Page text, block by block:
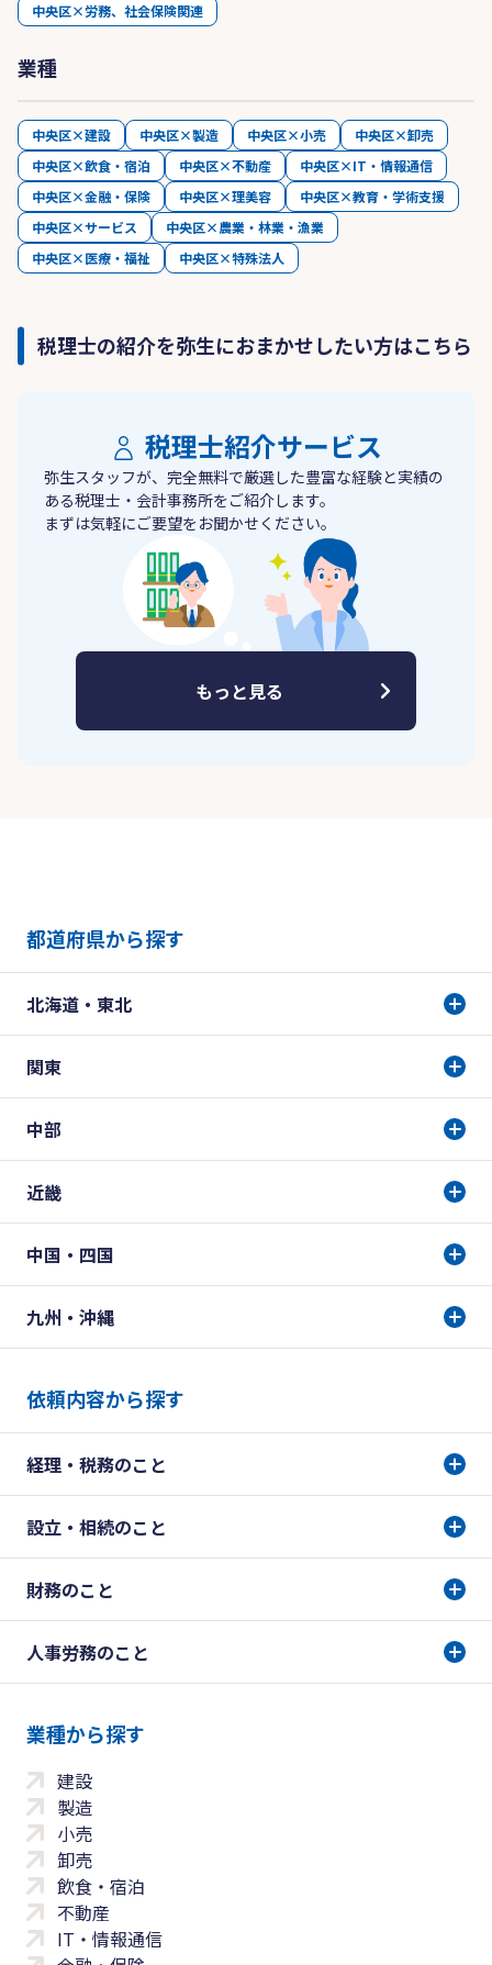
中央区×労務、社会保険関連
業種
中央区×建設 中央区×製造 中央区×小売
中央区×卸売
中央区×飲食・宿泊
中央区×不動産
中央区×IT・情報通信
中央区×金融・保険
中央区×理美容
中央区×教育・学術支援
中央区×サービス
中央区×農業・林業・漁業
中央区×医療・福祉
中央区×特殊法人
税理士の紹介を弥生におまかせしたい方はこちら
税理士紹介サービス
弥生スタッフが、完全無料で厳選した豊富な経験と実績の
ある税理士・会計事務所をご紹介します。
まずは気軽にご要望をお聞かせください。
もっと見る
都道府県から探す
北海道・東北
関東
中部
近畿
中国・四国
九州・沖縄
依頼内容から探す
経理・税務のこと
設立・相続のこと
財務のこと
人事労務のこと
業種から探す
建設
製造
小売
卸売
飲食・宿泊
不動産
IT・情報通信